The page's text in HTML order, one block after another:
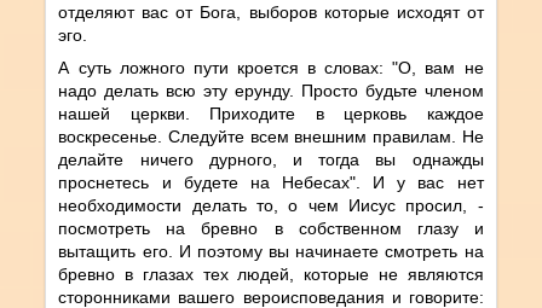
отделяют вас от Бога, выборов которые исходят от
эго.
А суть ложного пути кроется в словах: "О, вам не
надо делать всю эту ерунду. Просто будьте членом
нашей церкви. Приходите в церковь каждое
воскресенье. Следуйте всем внешним правилам. Не
делайте ничего дурного, и тогда вы однажды
проснетесь и будете на Небесах". И у вас нет
необходимости делать то, о чем Иисус просил, -
посмотреть на бревно в собственном глазу и
вытащить его. И поэтому вы начинаете смотреть на
бревно в глазах тех людей, которые не являются
сторонниками вашего вероисповедания и говорите: